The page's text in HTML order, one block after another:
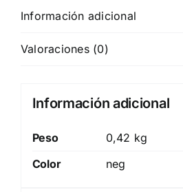
Información adicional
Valoraciones (0)
Información adicional
Peso
0,42 kg
Color
neg